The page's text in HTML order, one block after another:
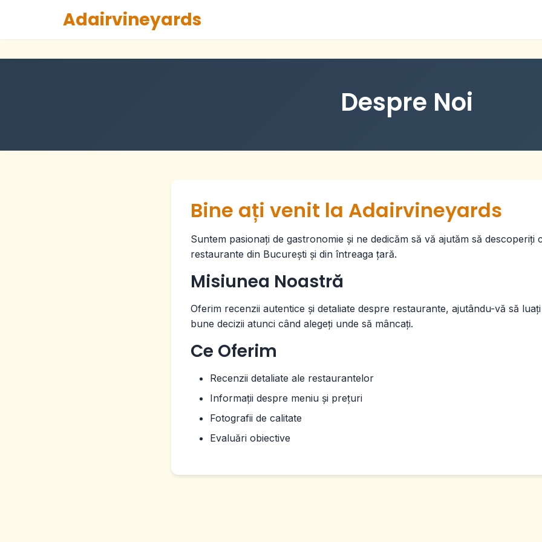
Adairvineyards
Despre Noi
Bine ați venit la Adairvineyards
Suntem pasionați de gastronomie și ne dedicăm să vă ajutăm să descoperiți
restaurante din București și din întreaga țară.
Misiunea Noastră
Oferim recenzii autentice și detaliate despre restaurante, ajutându-vă să
bune decizii atunci când alegeți unde să mâncați.
Ce Oferim
Recenzii detaliate ale restaurantelor
Informații despre meniu și prețuri
Fotografii de calitate
Evaluări obiective